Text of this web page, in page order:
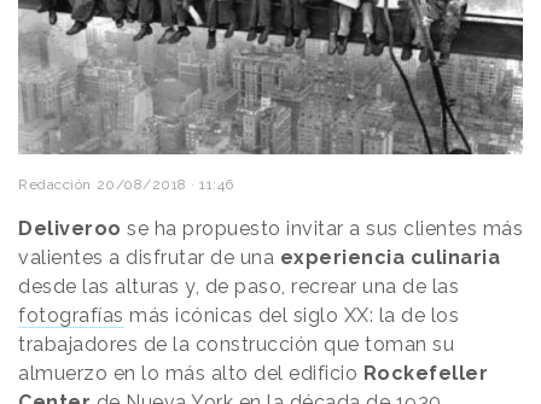
Redacción 20/08/2018 · 11:46
Deliveroo se ha propuesto invitar a sus clientes más
valientes a disfrutar de una experiencia culinaria
desde las alturas y, de paso, recrear una de las
fotografías más icónicas del siglo XX: la de los
trabajadores de la construcción que toman su
almuerzo en lo más alto del edificio Rockefeller